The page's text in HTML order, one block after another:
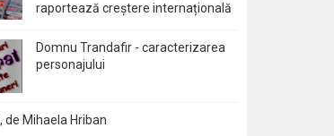
raportează creștere internațională
Domnu Trandafir - caracterizarea
personajului
de Mihaela Hriban